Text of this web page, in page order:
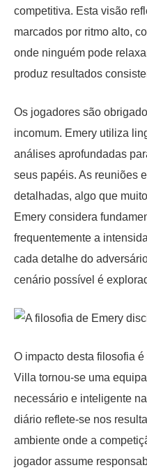
competitiva. Esta visão
marcados por ritmo alto,
onde ninguém pode
produz resultados
Os jogadores são
incomum. Emery utiliza
análises aprofundadas
seus papéis. As reuniões
detalhadas, algo que
Emery considera
frequentemente a
cada detalhe do
cenário possível é
O impacto desta filosofia
Villa tornou-se uma
necessário e inteligente
diário reflete-se nos
ambiente onde a
jogador assume